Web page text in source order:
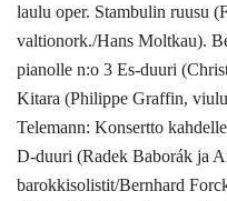
laulu oper. Stambulin ruusu
valtionork./Hans Moltkau).
pianolle n:o 3 Es-duuri
Kitara (Philippe Graffin,
Telemann: Konsertto
D-duuri (Radek Baborák ja
barokkisolistit/Bernhard